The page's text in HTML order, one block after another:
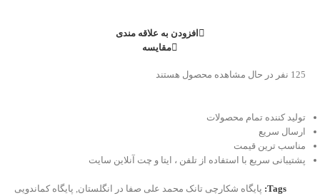
افزودن به علاقه مندی
مقایسه
125 نفر در حال مشاهده محصول هستند
تولید کننده تمام محصولات
ارسال سریع
مناسب ترین قیمت
پشتیبانی سریع با استفاده از تلفن ، ایتا و چت آنلاین سایت
Tags: پایگاه شکارچی تانک محمد علی صفا در انگلستان, پایگاه کماندویی